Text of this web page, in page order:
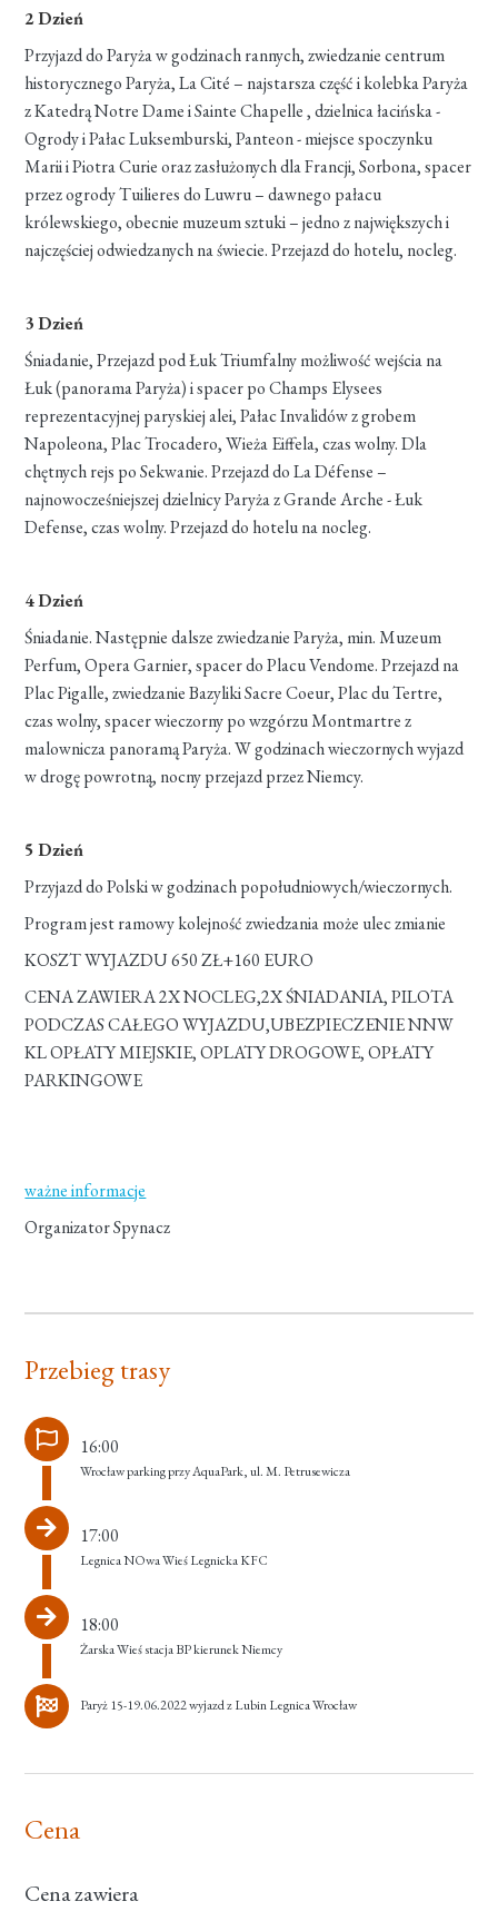
2 Dzień
Przyjazd do Paryża w godzinach rannych, zwiedzanie centrum
historycznego Paryża, La Cité – najstarsza część i kolebka Paryża
z Katedrą Notre Dame i Sainte Chapelle , dzielnica łacińska -
Ogrody i Pałac Luksemburski, Panteon - miejsce spoczynku
Marii i Piotra Curie oraz zasłużonych dla Francji, Sorbona, spacer
przez ogrody Tuilieres do Luwru – dawnego pałacu
królewskiego, obecnie muzeum sztuki – jedno z największych i
najczęściej odwiedzanych na świecie. Przejazd do hotelu, nocleg.
3 Dzień
Śniadanie, Przejazd pod Łuk Triumfalny możliwość wejścia na
Łuk (panorama Paryża) i spacer po Champs Elysees
reprezentacyjnej paryskiej alei, Pałac Invalidów z grobem
Napoleona, Plac Trocadero, Wieża Eiffela, czas wolny. Dla
chętnych rejs po Sekwanie. Przejazd do La Défense –
najnowocześniejszej dzielnicy Paryża z Grande Arche - Łuk
Defense, czas wolny. Przejazd do hotelu na nocleg.
4 Dzień
Śniadanie. Następnie dalsze zwiedzanie Paryża, min. Muzeum
Perfum, Opera Garnier, spacer do Placu Vendome. Przejazd na
Plac Pigalle, zwiedzanie Bazyliki Sacre Coeur, Plac du Tertre,
czas wolny, spacer wieczorny po wzgórzu Montmartre z
malownicza panoramą Paryża. W godzinach wieczornych wyjazd
w drogę powrotną, nocny przejazd przez Niemcy.
5 Dzień
Przyjazd do Polski w godzinach popołudniowych/wieczornych.
Program jest ramowy kolejność zwiedzania może ulec zmianie
KOSZT WYJAZDU 650 ZŁ+160 EURO
CENA ZAWIERA 2X NOCLEG,2X ŚNIADANIA, PILOTA
PODCZAS CAŁEGO WYJAZDU,UBEZPIECZENIE NNW
KL OPŁATY MIEJSKIE, OPLATY DROGOWE, OPŁATY
PARKINGOWE
ważne informacje
Organizator Spynacz
Przebieg trasy
16:00
Wrocław parking przy AquaPark, ul. M. Petrusewicza
17:00
Legnica NOwa Wieś Legnicka KFC
18:00
Żarska Wieś stacja BP kierunek Niemcy
Paryż 15-19.06.2022 wyjazd z Lubin Legnica Wrocław
Cena
Cena zawiera